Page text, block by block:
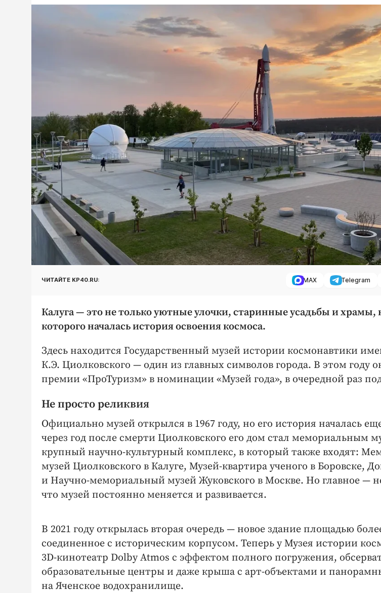
ЧИТАЙТЕ KP40.RU: MAX Telegram
Калуга — это не только уютные улочки, старинные усадьбы и храмы,
которого началась история освоения космоса.
Здесь находится Государственный музей истории космонавтики
К.Э. Циолковского — ​один из главных символов города. В этом году
премии «ПроТуризм» в номинации «Музей года», в очередной раз
Не просто реликвия
Официально музей открылся в 1967 году, но его история началась
через год после смерти Циолковского его дом стал мемориальным
крупный научно-­культурный комплекс, в который также входят:
музей Циолковского в Калуге, Музей-­квартира ученого в Боровске,
и Научно-­мемориальный музей Жуковского в Москве. Но главное —
что музей постоянно меняется и развивается.
В 2021 году открылась вторая очередь — ​новое здание площадью
соединенное с историческим корпусом. Теперь у Музея истории
3D‑кинотеатр Dolby Atmos с эффектом полного погружения,
образовательные центры и даже крыша с арт-­объектами и
на Яченское водохранилище.